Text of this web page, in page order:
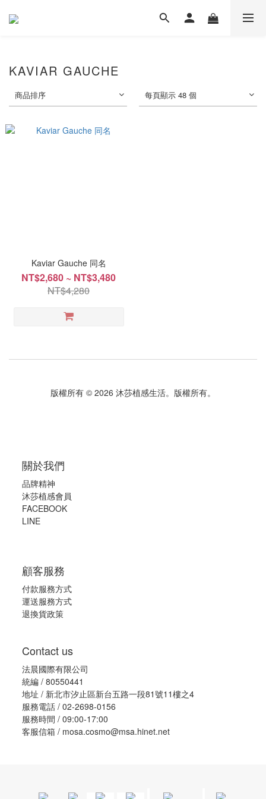
KAVIAR GAUCHE
商品排序 每頁顯示 48 個
Kaviar Gauche 同名
NT$2,680 ~ NT$3,480
NT$4,280
版權所有 © 2026 沐莎植感生活。版權所有。
關於我們
品牌精神
沐莎植感會員
FACEBOOK
LINE
顧客服務
付款服務方式
運送服務方式
退換貨政策
Contact us
法晨國際有限公司
統編 / 80550441
地址 / 新北市汐止區新台五路一段81號11樓之4
服務電話 / 02-2698-0156
服務時間 / 09:00-17:00
客服信箱 / mosa.cosmo@msa.hinet.net